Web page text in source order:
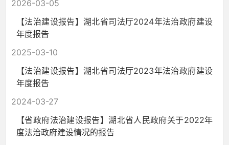
2026-03-05
【法治建设报告】湖北省司法厅2024年法治政府建设
年度报告
2025-03-10
【法治建设报告】湖北省司法厅2023年法治政府建设
年度报告
2024-03-27
【省政府法治建设报告】湖北省人民政府关于2022年
度法治政府建设情况的报告